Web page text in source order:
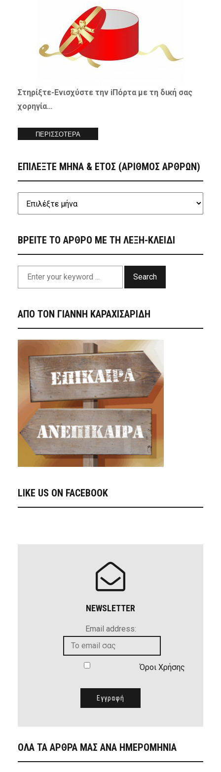
Στηρίξτε-Ενισχύστετην iΠόρτα με τη δική σας
χορηγία…
ΠΕΡΙΣΣΟΤΕΡΑ
ΕΠΙΛΕΞΤΕ ΜΗΝΑ & ΕΤΟΣ (ΑΡΙΘΜΟΣ ΑΡΘΡΩΝ)
ΒΡΕΙΤΕ ΤΟ ΑΡΘΡΟ ΜΕ ΤΗ ΛΕΞΗ-ΚΛΕΙΔΙ
Search
ΑΠΟ ΤΟΝ ΓΙΑΝΝΗ ΚΑΡΑΧΙΣΑΡΙΔΗ
LIKE US ON FACEBOOK
NEWSLETTER
Email address:
Όροι Χρήσης
ΟΛΑ ΤΑ ΑΡΘΡΑ ΜΑΣ ΑΝΑ ΗΜΕΡΟΜΗΝΙΑ